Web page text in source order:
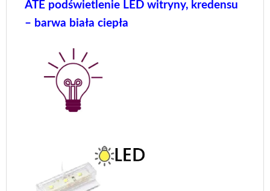
ATE podświetlenie LED witryny, kredensu
– barwa biała ciepła